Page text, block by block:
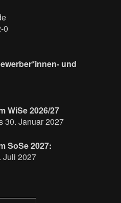
0
und
WiSe 2026/27
30. Januar 2027
SoSe 2027:
Juli 2027